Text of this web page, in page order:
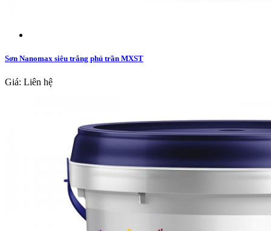
Sơn Nanomax siêu trắng phủ trần MXST
Giá: Liên hệ